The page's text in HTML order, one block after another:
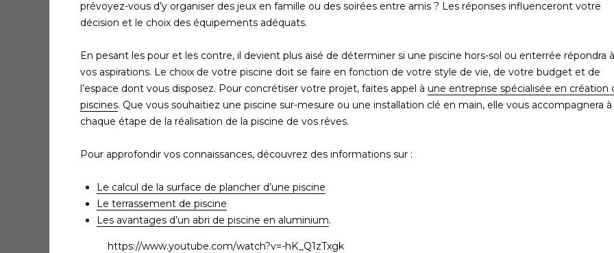
prévoyez-vous d’y organiser des jeux en famille ou des soirées entre amis ? Les réponses influenceront votre
décision et le choix des équipements adéquats.
En pesant les pour et les contre, il devient plus aisé de déterminer si une piscine hors-sol ou enterrée répondra à
vos aspirations. Le choix de votre piscine doit se faire en fonction de votre style de vie, de votre budget et de
l’espace dont vous disposez. Pour concrétiser votre projet, faites appel à une entreprise spécialisée en création
piscines. Que vous souhaitiez une piscine sur-mesure ou une installation clé en main, elle vous accompagnera à
chaque étape de la réalisation de la piscine de vos rêves.
Pour approfondir vos connaissances, découvrez des informations sur :
Le calcul de la surface de plancher d’une piscine
Le terrassement de piscine
Les avantages d’un abri de piscine en aluminium.
https://www.youtube.com/watch?v=-hK_Q1zTxgk